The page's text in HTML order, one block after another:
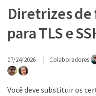
Diretrizes
para TLS e
07/24/2026 Colaboradores
Você deve substituir os